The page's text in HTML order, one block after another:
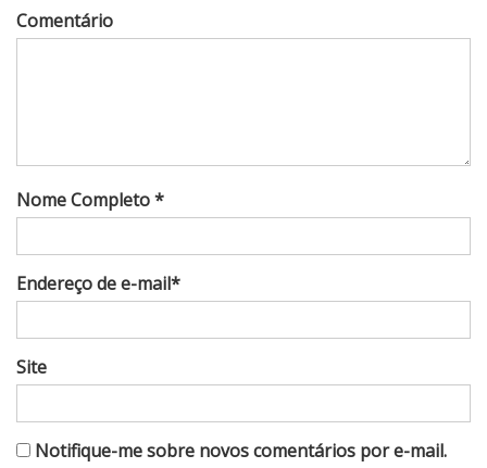
Comentário
Nome Completo *
Endereço de e-mail*
Site
Notifique-me sobre novos comentários por e-mail.